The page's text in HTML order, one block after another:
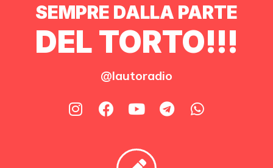
SEMPRE DALLA PARTE
DEL TORTO!!!
@lautoradio